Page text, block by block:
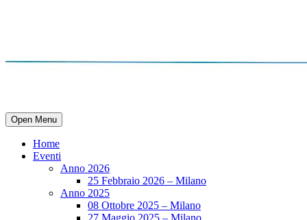
Open Menu
Home
Eventi
Anno 2026
25 Febbraio 2026 – Milano
Anno 2025
08 Ottobre 2025 – Milano
27 Maggio 2025 – Milano